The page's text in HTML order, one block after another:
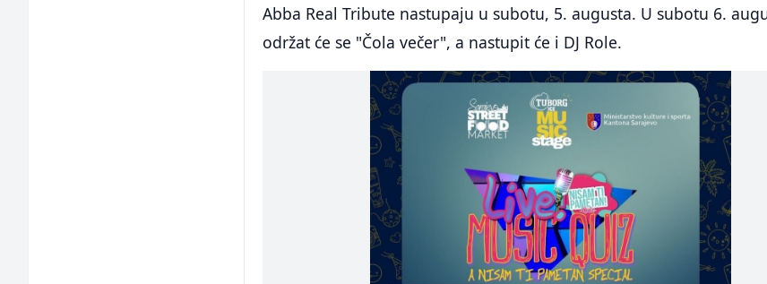
Abba Real Tribute nastupaju u subotu, 5. augusta. U subotu 6.
održat će se "Čola večer", a nastupit će i DJ Role.